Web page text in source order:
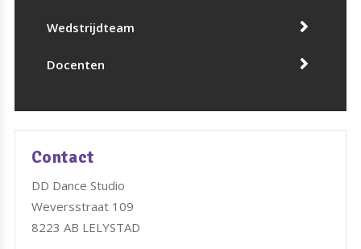
Wedstrijdteam
Docenten
Contact
DD Dance Studio
Weversstraat 109
8223 AB LELYSTAD